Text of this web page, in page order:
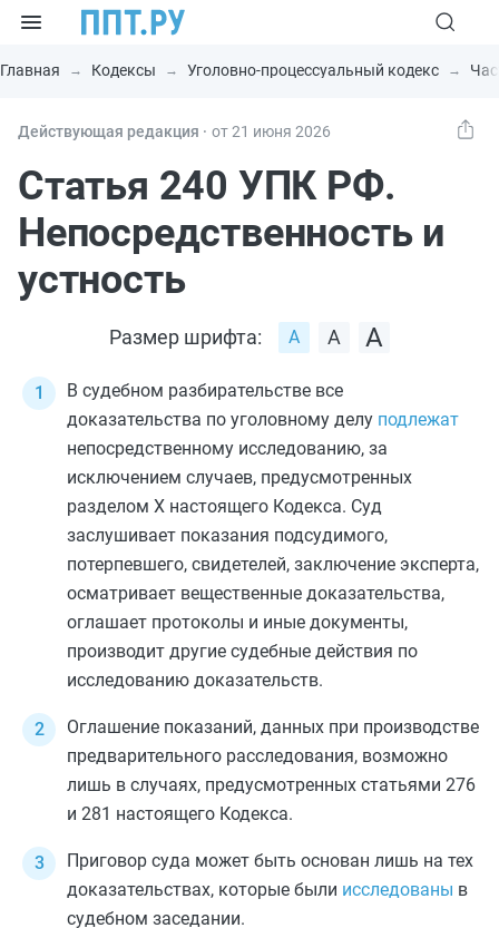
Главная Кодексы Уголовно-процессуальный кодекс
Действующая редакция ⸱ от 21 июня 2026
Статья 240 УПК РФ.
Непосредственность и
устность
Размер шрифта:
В судебном разбирательстве все
доказательства по уголовному делу подлежат
непосредственному исследованию, за
исключением случаев, предусмотренных
разделом X настоящего Кодекса. Суд
заслушивает показания подсудимого,
потерпевшего, свидетелей, заключение эксперта,
осматривает вещественные доказательства,
оглашает протоколы и иные документы,
производит другие судебные действия по
исследованию доказательств.
Оглашение показаний, данных при производстве
предварительного расследования, возможно
лишь в случаях, предусмотренных статьями 276
и 281 настоящего Кодекса.
Приговор суда может быть основан лишь на тех
доказательствах, которые были исследованы в
судебном заседании.